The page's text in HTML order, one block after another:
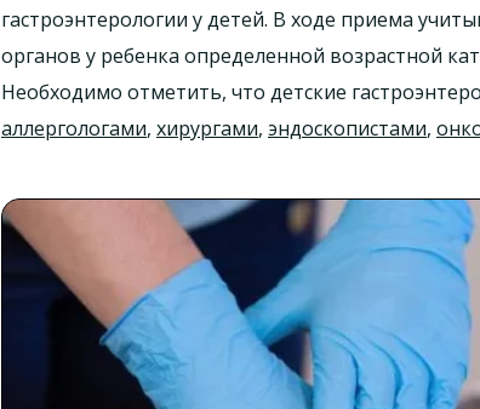
гастроэнтерологии у детей. В ходе приема
органов у ребенка определенной возрастной
Необходимо отметить, что детские
аллергологами, хирургами, эндоскопистами,